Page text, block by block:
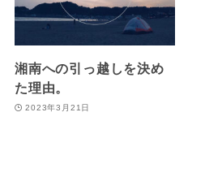
湘南への引っ越しを決め
た理由。
2023年3月21日